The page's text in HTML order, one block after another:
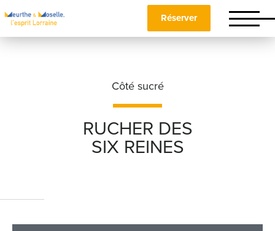
Réserver
Côté sucré
RUCHER DES
SIX REINES